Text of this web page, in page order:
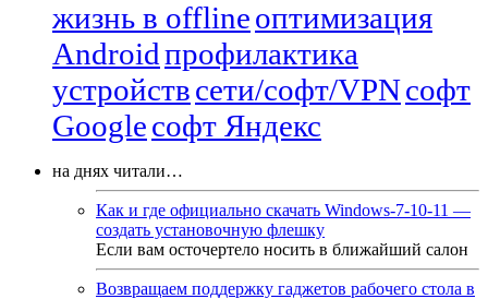
жизнь в offlineоптимизация
Androidпрофилактика
устройствсети/софт/VPNсофт
Googleсофт Яндекс
на днях читали…
Как и где официально скачать Windows-7-10-11 —
создать установочную флешку
Если вам осточертело носить в ближайший салон
Возвращаем поддержку гаджетов рабочего стола в